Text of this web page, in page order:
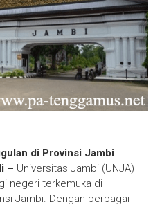
di Provinsi Jambi
– Universitas Jambi (UNJA)
negeri terkemuka di
Jambi. Dengan berbagai